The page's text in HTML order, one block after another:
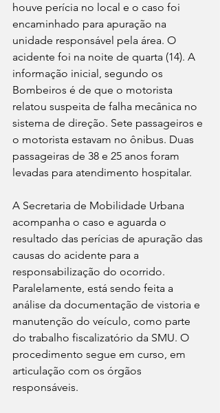
houve perícia no local e o caso foi
encaminhado para apuração na
unidade responsável pela área. O
acidente foi na noite de quarta (14). A
informação inicial, segundo os
Bombeiros é de que o motorista
relatou suspeita de falha mecânica no
sistema de direção. Sete passageiros e
o motorista estavam no ônibus. Duas
passageiras de 38 e 25 anos foram
levadas para atendimento hospitalar.
A Secretaria de Mobilidade Urbana
acompanha o caso e aguarda o
resultado das perícias de apuração das
causas do acidente para a
responsabilização do ocorrido.
Paralelamente, está sendo feita a
análise da documentação de vistoria e
manutenção do veículo, como parte
do trabalho fiscalizatório da SMU. O
procedimento segue em curso, em
articulação com os órgãos
responsáveis.